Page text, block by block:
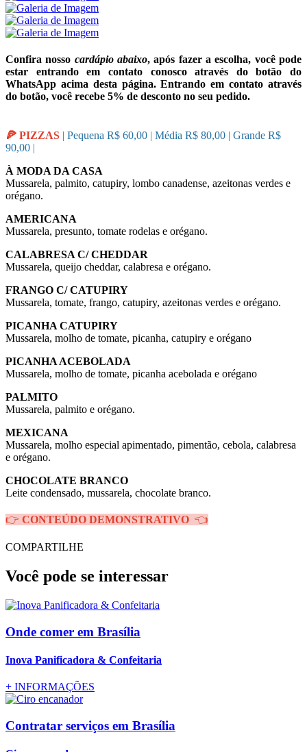
Confira nosso cardápio abaixo, após fazer a escolha, você pode
estar entrando em contato conosco através do botão do
WhatsApp acima desta página. Entrando em contato através
do botão, você recebe 5% de desconto no seu pedido.
🍕 PIZZAS | Pequena R$ 60,00 | Média R$ 80,00 | Grande R$
90,00 |
À MODA DA CASA
Mussarela, palmito, catupiry, lombo canadense, azeitonas verdes e
orégano.
AMERICANA
Mussarela, presunto, tomate rodelas e orégano.
CALABRESA C/ CHEDDAR
Mussarela, queijo cheddar, calabresa e orégano.
FRANGO C/ CATUPIRY
Mussarela, tomate, frango, catupiry, azeitonas verdes e orégano.
PICANHA CATUPIRY
Mussarela, molho de tomate, picanha, catupiry e orégano
PICANHA ACEBOLADA
Mussarela, molho de tomate, picanha acebolada e orégano
PALMITO
Mussarela, palmito e orégano.
MEXICANA
Mussarela, molho especial apimentado, pimentão, cebola, calabresa
e orégano.
CHOCOLATE BRANCO
Leite condensado, mussarela, chocolate branco.
👉 CONTEÚDO DEMONSTRATIVO 👈
COMPARTILHE
Você pode se interessar
Onde comer em Brasília
Inova Panificadora & Confeitaria
+ INFORMAÇÕES
Contratar serviços em Brasília